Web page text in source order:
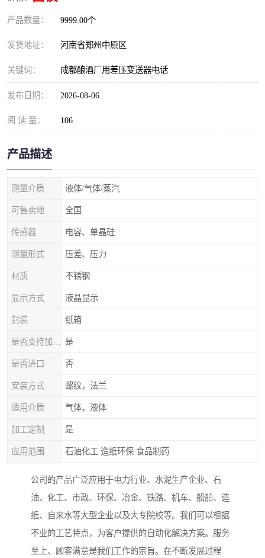
产品数量： 9999.00个
发货地址： 河南省郑州中原区
关键词： 成都酿酒厂用差压变送器电话
发布日期： 2026-08-06
阅 读 量： 106
产品描述
测量介质 液体/气体/蒸汽
可售卖地 全国
传感器 电容、单晶硅
测量形式 压差、压力
材质 不锈钢
显示方式 液晶显示
封装 纸箱
是
是否进口 否
安装方式 螺纹，法兰
适用介质 气体，液体
加工定制 是
应用范围 石油化工 造纸环保 食品制药
公司的产品广泛应用于电力行业、水泥生产企业、石
油、化工、市政、环保、冶金、铁路、机车、船舶、造
纸、自来水等大型企业以及大专院校等。我们可以根据
不业的工艺特点，为客户提供的自动化解决方案。服务
至上、顾客满意是我们工作的宗旨。在不断发展过程